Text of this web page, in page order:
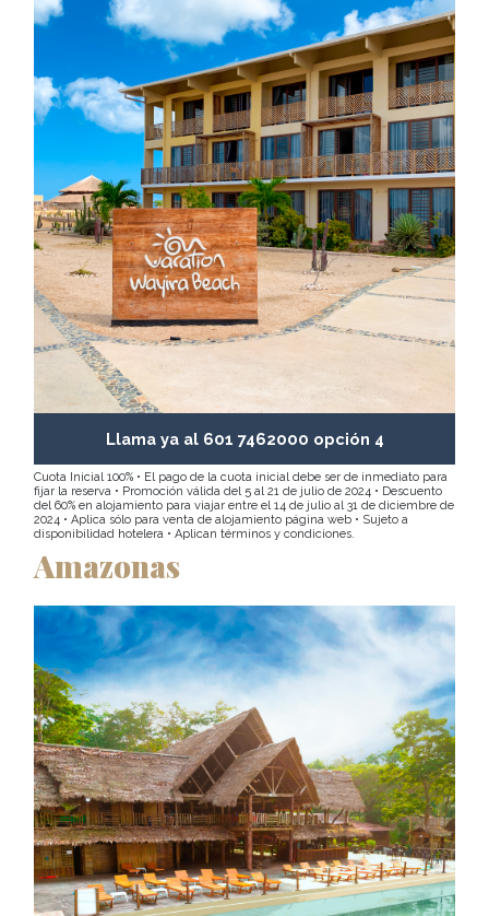
Llama ya al 601 7462000 opción 4
Cuota Inicial 100% • El pago de la cuota inicial debe ser de inmediato para
fijar la reserva • Promoción válida del 5 al 21 de julio de 2024 • Descuento
del 60% en alojamiento para viajar entre el 14 de julio al 31 de diciembre de
2024 • Aplica sólo para venta de alojamiento página web • Sujeto a
disponibilidad hotelera • Aplican términos y condiciones.
Amazonas